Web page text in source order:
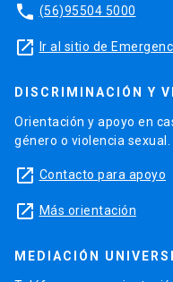
phone (56)95504 5000
launch Ir al sitio de
DISCRIMINACIÓN Y
Orientación y apoyo en
género o violencia sexual.
launch Contacto para apoyo
launch Más orientación
MEDIACIÓN